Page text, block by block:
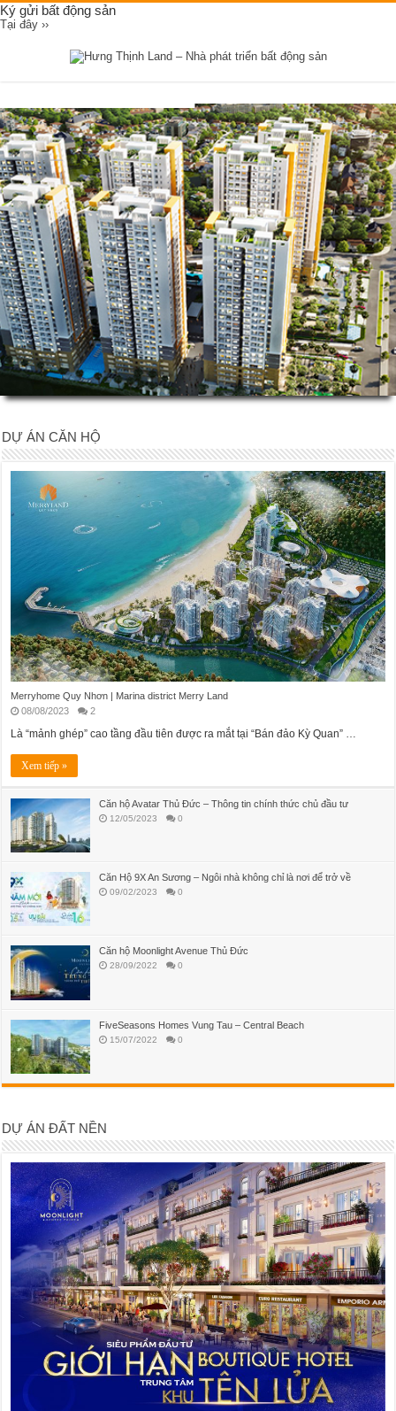
Ký gửi bất động sản
Tại đây ››
DỰ ÁN CĂN HỘ
Merryhome Quy Nhơn | Marina district Merry Land
08/08/2023
2
Là “mảnh ghép” cao tầng đầu tiên được ra mắt tại “Bán đảo Kỳ Quan” …
Xem tiếp »
Căn hộ Avatar Thủ Đức – Thông tin chính thức chủ đầu tư
12/05/2023 0
Căn Hộ 9X An Sương – Ngôi nhà không chỉ là nơi để trở về
09/02/2023 0
Căn hộ Moonlight Avenue Thủ Đức
28/09/2022 0
FiveSeasons Homes Vung Tau – Central Beach
15/07/2022 0
DỰ ÁN ĐẤT NỀN